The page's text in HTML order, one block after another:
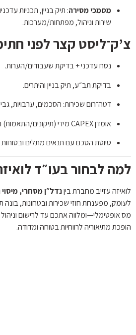
מסמכי מסירה: תיק בניין, תכניות
שירות וניהול, מפתחות/מערכות.
צ’ק־ליסט קצר לפני
נסח עדכני + בדיקת שעבודים/הערות.
בדיקת תב״ע, תיק בניין והיתרים.
דטה־רום שכירות: הסכמים, ערבויות,
אומדן CAPEX מידי (תיקונים/התאמות) וביטוחים נדרשים.
טיוטת הסכם עם תנאים מתלים
למה לבחור בעו״ד
לואיזה עזייב מחברת ביןנדל״ן מסחרי, מיסוי
לעומק, מפענחת חוזי שכירות ובטחונות,
מס אופטימלי—ומלווה אתכם עד לרישום
הופכת מתיאוריה לרווחיות בטוחה ומדודה.